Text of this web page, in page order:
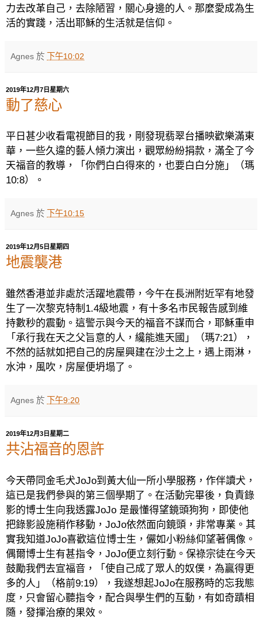
力去改革自己，去除陋習，關心身邊的人。那麼愛成為生
活的實踐，活出耶穌的生活就是信仰。
Agnes 於 下午10:02
2019年12月7日星期六
動了慈心
平日甚少收看電視節目的我，剛發現翡翠台播映歡樂滿東
華，一些久違的藝人傾力演出，觀眾紛紛捐款，滿全了今
天福音的教導，「你們白白得來的，也要白白分施」（瑪
10:8）。
Agnes 於 下午10:15
2019年12月5日星期四
地震襲港
雖然香港並非處於活躍地震帶，今午在長洲附近罕有地發
生了一次黎克特制 1.4級地震，有十多名市民報告感到維
持數秒的震動。這警示與今天的福音不謀而合，耶穌重申
「承行我在天之父旨意的人，纔能進天國」（瑪7:21），
不然的話就如把自己的房屋興建在沙土之上，遇上雨淋，
水沖，風吹，房屋便坍塌了。
Agnes 於 下午9:20
2019年12月3日星期二
共沾福音的恩許
今天帶同金毛犬JoJo到黃大仙一所小學服務，作伴讀犬，
這已是我們參與的第三個學期了。在活動完畢後，負責錄
影的博士生向我透露JoJo 是最懂得望鏡頭狗狗，即使他
把錄影設施稍作移動， JoJo依然面向鏡頭，非常專業。其
實我知道JoJo喜歡這位博士生，儼如小粉絲仰望著偶像。
偶爾博士生有甚指令， JoJo便立刻行動。保祿宗徒在今天
鼓勵我們去宣福音，「使自己成了眾人的奴僕，為贏得更
多的人」（格前9:19），我遂想起JoJo在服務時的忘我態
度，只會留心聽指令，配合與學生們的互動，有如奇蹟相
隨，發揮治療的果效。